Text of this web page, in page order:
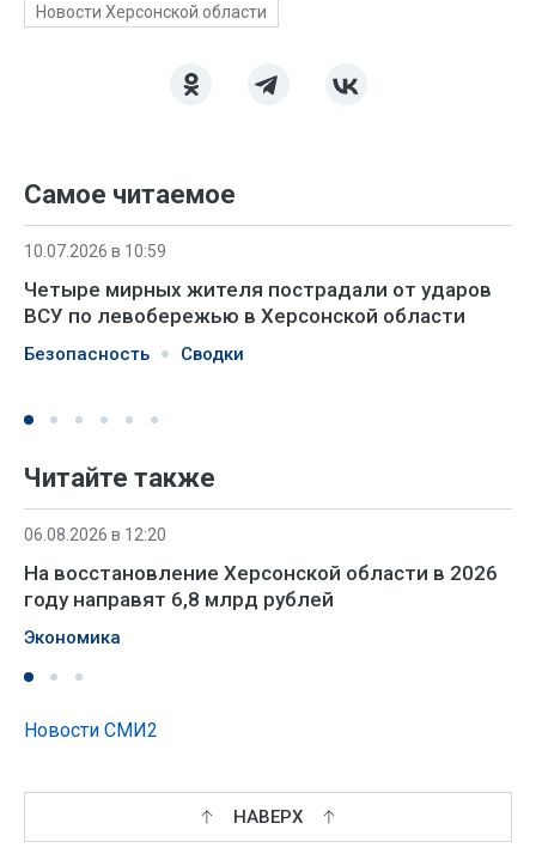
Новости Херсонской области
Самое читаемое
10.07.2026 в 10:59
Четыре мирных жителя пострадали от ударов
ВСУ по левобережью в Херсонской области
Безопасность Сводки
Читайте также
06.08.2026 в 12:20
На восстановление Херсонской области в 2026
году направят 6,8 млрд рублей
Экономика
Новости СМИ2
НАВЕРХ